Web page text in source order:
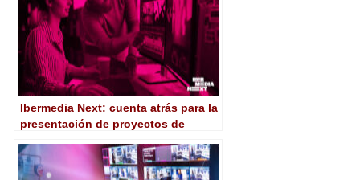
Ibermedia Next: cuenta atrás para la
presentación de proyectos de